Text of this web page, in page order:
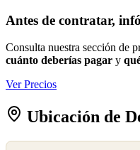
Antes de contratar,
Consulta nuestra sección de
cuánto deberías pagar y
Ver Precios
Ubicación de